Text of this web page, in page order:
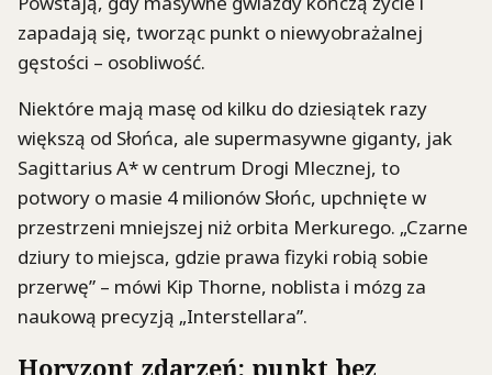
zapadają się, tworząc punkt o niewyobrażalnej
gęstości – osobliwość.
Niektóre mają masę od kilku do dziesiątek razy
większą od Słońca, ale supermasywne giganty, jak
Sagittarius A* w centrum Drogi Mlecznej, to
potwory o masie 4 milionów Słońc, upchnięte w
przestrzeni mniejszej niż orbita Merkurego. „Czarne
dziury to miejsca, gdzie prawa fizyki robią sobie
przerwę” – mówi Kip Thorne, noblista i mózg za
naukową precyzją „Interstellara”.
Horyzont zdarzeń: punkt bez